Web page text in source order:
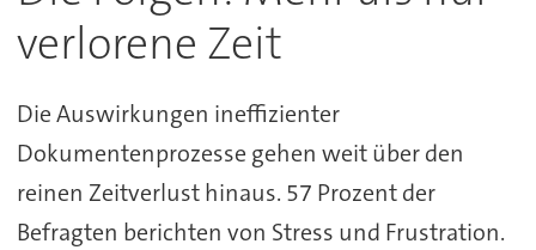
verlorene Zeit
Die Auswirkungen ineffizienter
Dokumentenprozesse gehen weit über den
reinen Zeitverlust hinaus. 57 Prozent der
Befragten berichten von Stress und Frustration.